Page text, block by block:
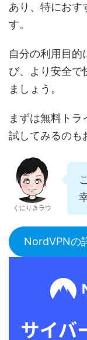
あり、特におす
す。
自分の利用目的
び、より安全で
ましょう。
まずは無料ト
試してみるのも
くにりきラウ
NordVPNの